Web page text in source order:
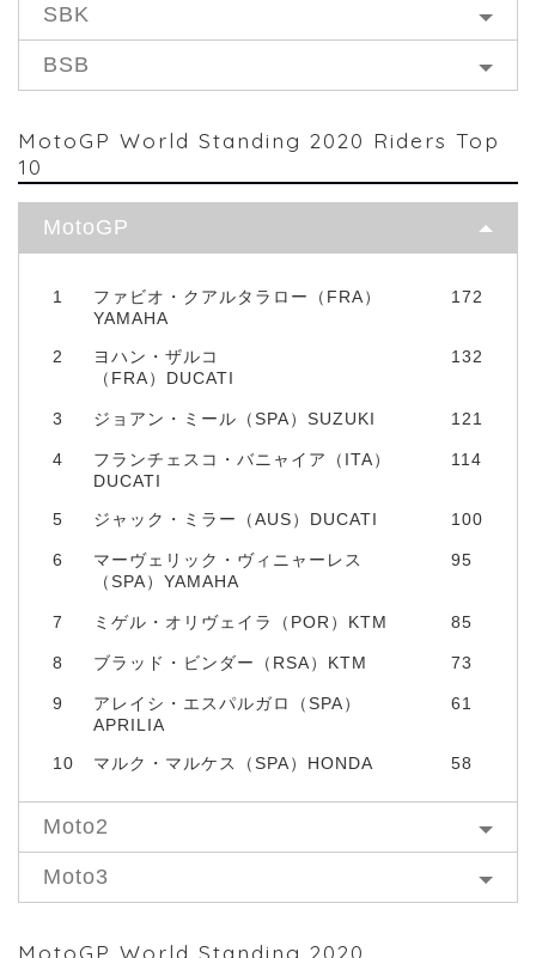
SBK
BSB
MotoGP World Standing 2020 Riders Top
10
MotoGP
1
ファビオ・クアルタラロー（FRA）
YAMAHA
172
2
ヨハン・ザルコ
（FRA）DUCATI
132
3 ジョアン・ミール（SPA）SUZUKI 121
4
フランチェスコ・バニャイア（ITA）
DUCATI
114
5 ジャック・ミラー（AUS）DUCATI 100
6
マーヴェリック・ヴィニャーレス
（SPA）YAMAHA
95
7 ミゲル・オリヴェイラ（POR）KTM 85
8 ブラッド・ビンダー（RSA）KTM 73
9
アレイシ・エスパルガロ（SPA）
APRILIA
61
10 マルク・マルケス（SPA）HONDA 58
Moto2
Moto3
MotoGP World Standing 2020